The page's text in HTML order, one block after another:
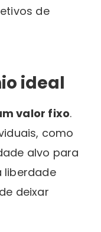
de
ideal
valor fixo.
como
alvo para
liberdade
deixar